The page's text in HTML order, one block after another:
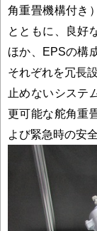
角重畳機構付き
とともに、良好
ほか、EPSの構
それぞれを冗長
止めないシステ
更可能な舵角重
よび緊急時の安